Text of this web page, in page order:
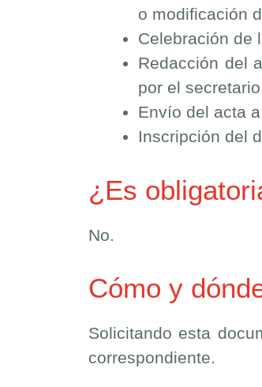
o modificación
Celebración de
Redacción del
por el
Envío del acta
Inscripción del
¿Es
No.
Cómo y
Solicitando esta
correspondiente.